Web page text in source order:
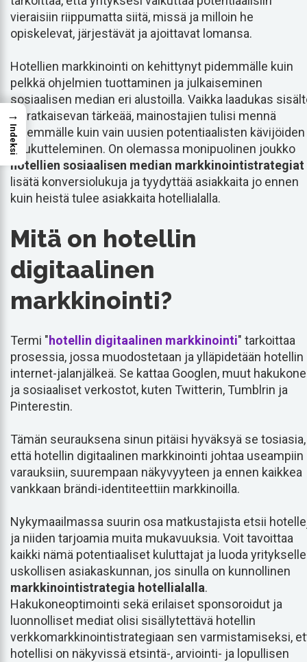
vieraisiin riippumatta siitä, missä ja milloin he
opiskelevat, järjestävät ja ajoittavat lomansa.
Hotellien markkinointi on kehittynyt pidemmälle kuin
pelkkä ohjelmien tuottaminen ja julkaiseminen
sosiaalisen median eri alustoilla. Vaikka laadukas
on ratkaisevan tärkeää, mainostajien tulisi mennä
pidemmälle kuin vain uusien potentiaalisten kävijöiden
houkutteleminen. On olemassa monipuolinen joukko
hotellien sosiaalisen median markkinointistrategiat
lisätä konversiolukuja ja tyydyttää asiakkaita jo ennen
kuin heistä tulee asiakkaita hotellialalla.
Mitä on hotellin
digitaalinen
markkinointi?
Termi "hotellin digitaalinen markkinointi" tarkoittaa
prosessia, jossa muodostetaan ja ylläpidetään hotellin
internet-jalanjälkeä. Se kattaa Googlen, muut
ja sosiaaliset verkostot, kuten Twitterin, Tumblrin ja
Pinterestin.
Tämän seurauksena sinun pitäisi hyväksyä se tosiasia,
että hotellin digitaalinen markkinointi johtaa useampiin
varauksiin, suurempaan näkyvyyteen ja ennen kaikkea
vankkaan brändi-identiteettiin markkinoilla.
Nykymaailmassa suurin osa matkustajista etsii
ja niiden tarjoamia muita mukavuuksia. Voit tavoittaa
kaikki nämä potentiaaliset kuluttajat ja luoda
uskollisen asiakaskunnan, jos sinulla on kunnollinen
markkinointistrategia hotellialalla.
Hakukoneoptimointi sekä erilaiset sponsoroidut ja
luonnolliset mediat olisi sisällytettävä hotellin
verkkomarkkinointistrategiaan sen varmistamiseksi,
hotellisi on näkyvissä etsintä-, arviointi- ja lopullisen
→
Indeksi